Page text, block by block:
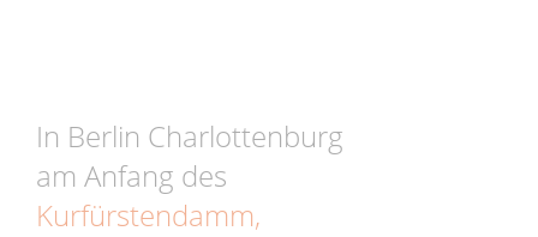
In Berlin Charlottenburg
am Anfang des
Kurfürstendamm,